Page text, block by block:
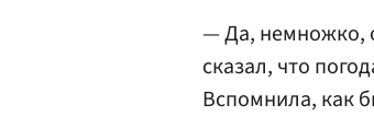
— Да, немножко,
сказал, что
Вспомнила, как